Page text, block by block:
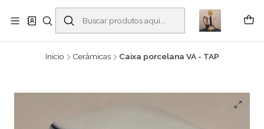
Buscantiguidades - Leilões. Colecionismo e antiguidades em Viana do
Castelo -
Leia mais
Início Cerâmicas Caixa porcelana VA - TAP